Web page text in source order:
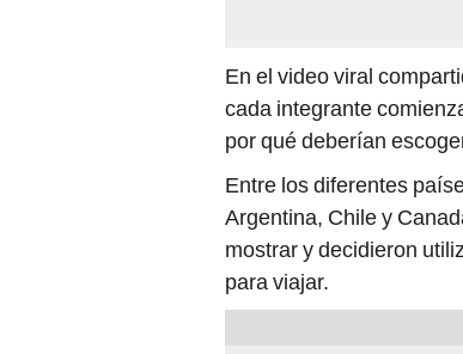
En el video viral
cada integrante
por qué deberían
Entre los diferentes
Argentina, Chile y
mostrar y decidieron
para viajar.